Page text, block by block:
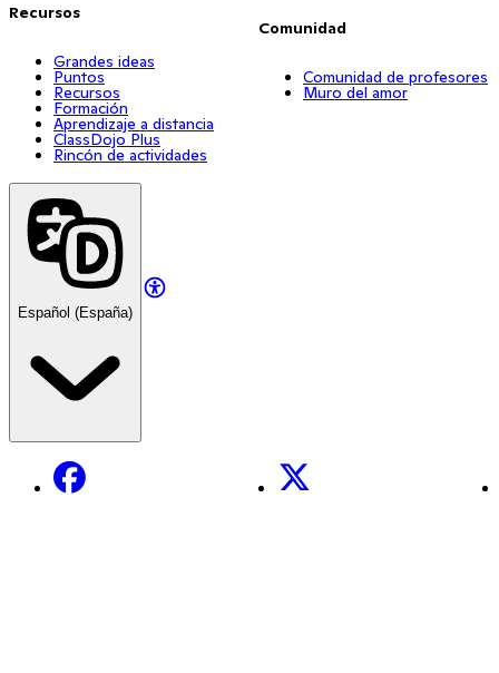
Recursos
Grandes ideas
Puntos
Recursos
Formación
Aprendizaje a distancia
ClassDojo Plus
Rincón de actividades
Comunidad
Comunidad de profesores
Muro del amor
Español (España)
Facebook X